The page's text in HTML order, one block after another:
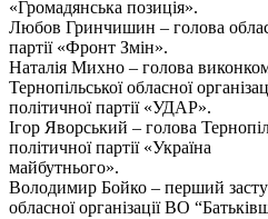
«Громадянська позиція».
Любов Гринчишин – голова
партії «Фронт Змін».
Наталія Михно – голова
Тернопільської обласної
політичної партії «УДАР».
Ігор Яворський – голова
політичної партії «Україна
майбутнього».
Володимир Бойко – перший
обласної організації ВО